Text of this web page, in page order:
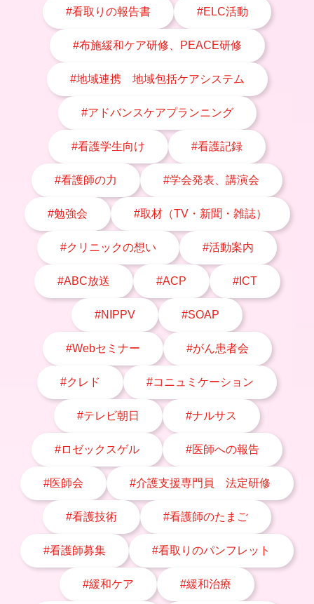
#看取りの報告書 #ELC活動
#布施緩和ケア研修、PEACE研修
#地域連携 地域包括ケアシステム
#アドバンスケアプランニング
#看護学生向け #看護記録
#看護師の力 #学会発表、講演会
#勉強会 #取材（TV・新聞・雑誌）
#クリニックの想い #活動案内
#ABC放送 #ACP #ICT
#NIPPV #SOAP
#Webセミナー #がん患者会
#クレド #コニュミケーション
#テレビ朝日 #ナルサス
#ロゼックスゲル #医師への報告
#医師会 #介護支援専門員 法定研修
#看護技術 #看護師のたまご
#看護師募集 #看取りのパンフレット
#緩和ケア #緩和治療